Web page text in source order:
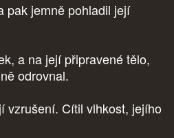
pak jemně pohladil její
a na její připravené tělo,
odrovnal.
vzrušení. Cítil vlhkost, jejího